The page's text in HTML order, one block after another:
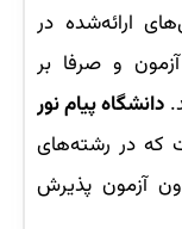
محل‌های ارائه‌شده در
و صرفا بر
دانشگاه پیام نور
که در رشته‌های
آزمون پذیرش